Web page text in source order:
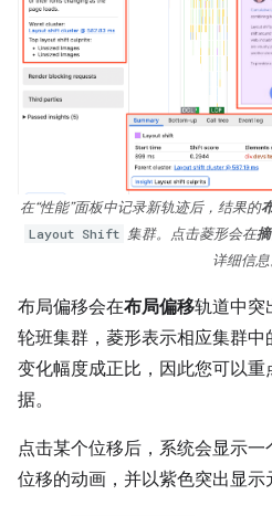
在“性能”面板中记录新轨迹后，结果的
Layout Shift 集群。点击菱形会在
详细信息
布局偏移会在布局偏移轨道中突
轮班集群，菱形表示相应集群
变化幅度成正比，因此您可以
据。
点击某个位移后，系统会显示
位移的动画，并以紫色突出显示